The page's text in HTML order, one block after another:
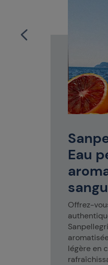
Eau
Offrez-
légère en